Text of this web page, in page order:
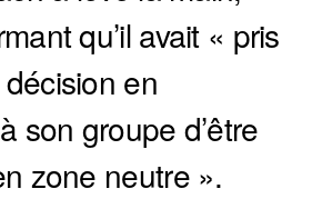
qu’il avait « pris
en
son groupe d’être
zone neutre ».